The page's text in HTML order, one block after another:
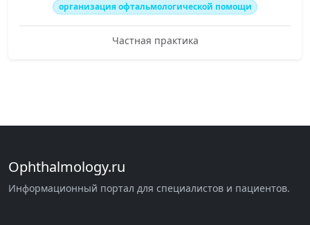
организация офтальмологической помощи
Частная практика
Ophthalmology.ru
Информационный портал для специалистов и пациентов.